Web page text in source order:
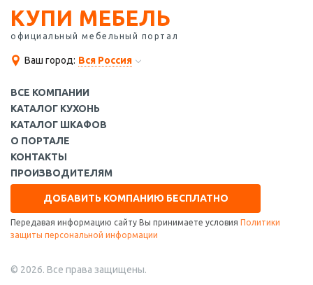
КУПИ МЕБЕЛЬ
официальный мебельный портал
Ваш город: Вся Россия
ВСЕ КОМПАНИИ
КАТАЛОГ КУХОНЬ
КАТАЛОГ ШКАФОВ
О ПОРТАЛЕ
КОНТАКТЫ
ПРОИЗВОДИТЕЛЯМ
ДОБАВИТЬ КОМПАНИЮ БЕСПЛАТНО
Передавая информацию сайту Вы принимаете условия Политики
защиты персональной информации
© 2026. Все права защищены.